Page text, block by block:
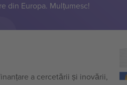
din Europa. Mulțumesc!
a cercetării și inovării,